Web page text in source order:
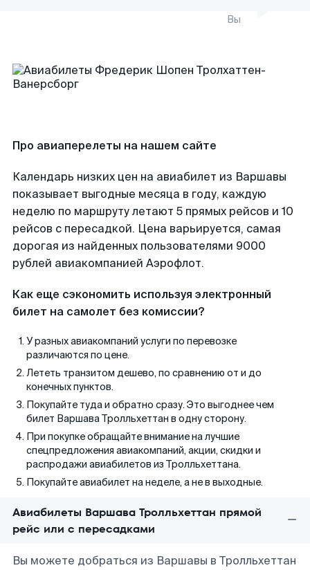
Вы
Про авиаперелеты на нашем сайте
Календарь низких цен на авиабилет из Варшавы
показывает выгодные месяца в году, каждую
неделю по маршруту летают 5 прямых рейсов и 10
рейсов с пересадкой. Цена варьируется, самая
дорогая из найденных пользователями 9000
рублей авиакомпанией Аэрофлот.
Как еще сэкономить используя электронный
билет на самолет без комиссии?
У разных авиакомпаний услуги по перевозке
различаются по цене.
Лететь транзитом дешево, по сравнению от и до
конечных пунктов.
Покупайте туда и обратно сразу. Это выгоднее чем
билет Варшава Тролльхеттан в одну сторону.
При покупке обращайте внимание на лучшие
спецпредложения авиакомпаний, акции, скидки и
распродажи авиабилетов из Тролльхеттана.
Покупайте авиабилет на неделе, а не в выходные.
Авиабилеты Варшава Тролльхеттан прямой
рейс или с пересадками
Вы можете добраться из Варшавы в Тролльхеттан